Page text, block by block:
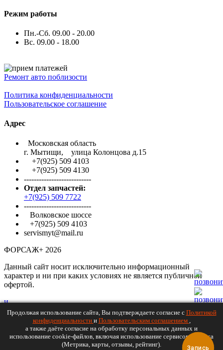
Режим работы
Пн.-Сб. 09.00 - 20.00
Вс. 09.00 - 18.00
Ремонт авто поблизости
Политика конфиденциальности
Пользовательское соглашение
Адрес
Московская область
г. Мытищи, улица Колонцова д.15
+7(925) 509 4103
+7(925) 509 4130
---------------------------
Отдел запчастей:
+7(925) 509 7722
---------------------------
Волковское шоссе
+7(925) 509 4103
servismyt@mail.ru
ФОРСАЖ+ 2026
Данный сайт носит исключительно информационный
характер и ни при каких условиях не является публичной
офертой.
и
тПродолжая использование сайта, Вы подтверждаете согласие с Политикой
конфиденциальности и Пользовательским соглашением ,
а также даёте согласие на обработку персональных данных и
использование cookie-файлов, включая использование сервисов Яндекса
(Метрика, карты, отзывы, рейтинг).
Запись